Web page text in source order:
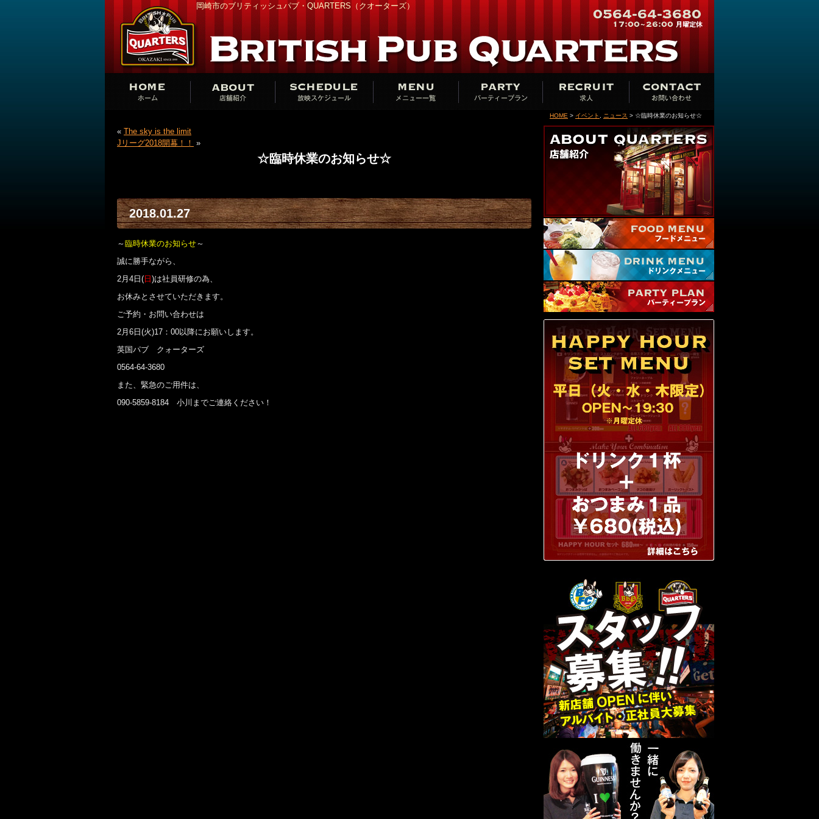
岡崎市のブリティッシュパブ・QUARTERS（クオーターズ）
HOME > イベント ニュース > ☆臨時休業のお知らせ☆
« The sky is the limit
Jリーグ2018開幕！！ »
☆臨時休業のお知らせ☆
2018.01.27
～臨時休業のお知らせ～
誠に勝手ながら、
2月4日(日)は社員研修の為、
お休みとさせていただきます。
ご予約・お問い合わせは
2月6日(火)17：00以降にお願いします。
英国パブ クォーターズ
0564-64-3680
また、緊急のご用件は、
090-5859-8184 小川までご連絡ください！